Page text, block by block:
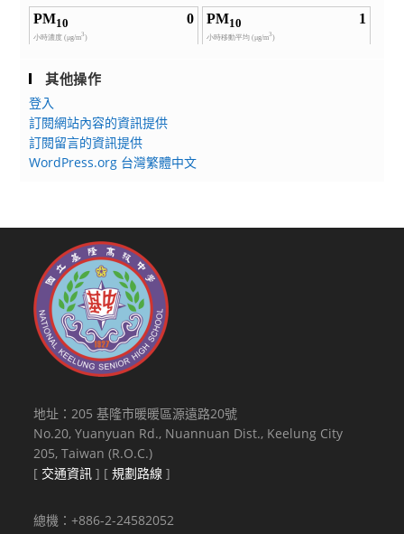
其他操作
登入
訂閱網站內容的資訊提供
訂閱留言的資訊提供
WordPress.org 台灣繁體中文
地址：205 基隆市暖暖區源遠路20號
No.20, Yuanyuan Rd., Nuannuan Dist., Keelung City
205, Taiwan (R.O.C.)
[ 交通資訊 ] [規劃路線 ]
總機：+886-2-24582052